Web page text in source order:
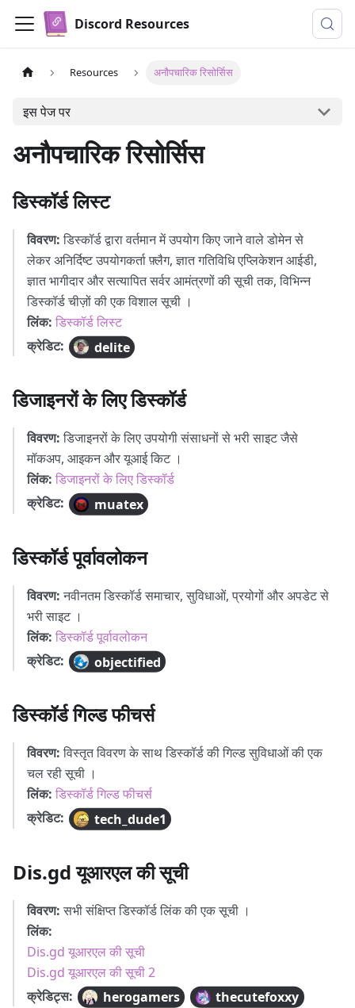
Discord Resources
Resources अनौपचारिक रिसोर्सिस
इस पेज पर
अनौपचारिक रिसोर्सिस
डिस्कॉर्ड लिस्ट
विवरण:डिस्कॉर्ड द्वारा वर्तमान में उपयोग किए जाने वाले डोमेन से
लेकर अनिर्दिष्ट उपयोगकर्ता फ़्लैग, ज्ञात गतिविधि एप्लिकेशन आईडी,
ज्ञात भागीदार और सत्यापित सर्वर आमंत्रणों की सूची तक, विभिन्न
डिस्कॉर्ड चीज़ों की एक विशाल सूची ।
लिंक: डिस्कॉर्ड लिस्ट
क्रेडिट:
delite
डिजाइनरों के लिए डिस्कॉर्ड
विवरण:डिजाइनरों के लिए उपयोगी संसाधनों से भरी साइट जैसे
मॉकअप, आइकन और यूआई किट ।
लिंक: डिजाइनरों के लिए डिस्कॉर्ड
क्रेडिट:
muatex
डिस्कॉर्ड पूर्वावलोकन
विवरण:नवीनतम डिस्कॉर्ड समाचार, सुविधाओं, प्रयोगों और अपडेट से
भरी साइट ।
लिंक: डिस्कॉर्ड पूर्वावलोकन
क्रेडिट:
objectified
डिस्कॉर्ड गिल्ड फीचर्स
विवरण:विस्तृत विवरण के साथ डिस्कॉर्ड की गिल्ड सुविधाओं की एक
चल रही सूची ।
लिंक: डिस्कॉर्ड गिल्ड फीचर्स
क्रेडिट:
tech_dude1
Dis.gd यूआरएल की सूची
विवरण:सभी संक्षिप्त डिस्कॉर्ड लिंक की एक सूची ।
लिंक:
Dis.gd यूआरएल की सूची
Dis.gd यूआरएल की सूची 2
क्रेडिट्स:
herogamers thecutefoxxy